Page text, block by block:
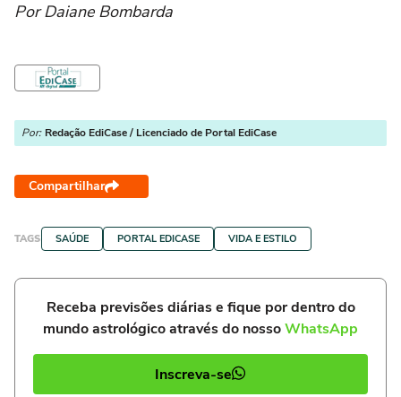
Por Daiane Bombarda
Por: Redação EdiCase / Licenciado de Portal EdiCase
Compartilhar
TAGS SAÚDE PORTAL EDICASE VIDA E ESTILO
Receba previsões diárias e fique por dentro do
mundo astrológico através do nossoWhatsApp
Inscreva-se